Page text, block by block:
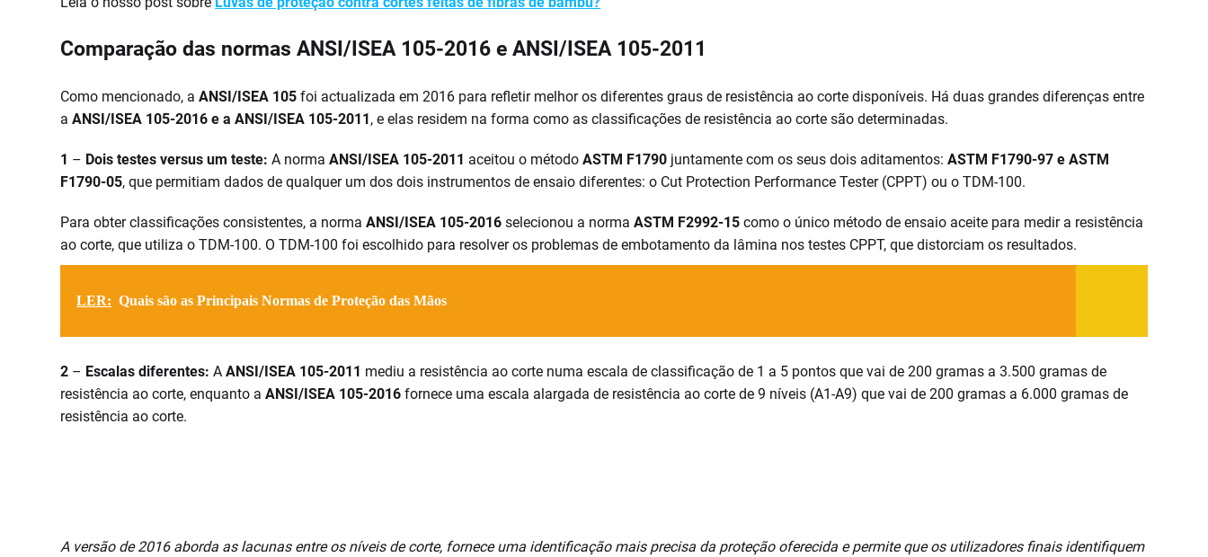
Comparação das normas ANSI/ISEA 105-2016 e ANSI/ISEA 105-2011
Como mencionado, aANSI/ISEA 105 foi actualizada em 2016 para refletir melhor os diferentes graus de resistência ao corte disponíveis. Há duas grandes diferenças entre
aANSI/ISEA 105-2016 e a ANSI/ISEA 105-2011, e elas residem na forma como as classificações de resistência ao corte são determinadas.
1 – Dois testes versus um teste:A normaANSI/ISEA 105-2011 aceitou o métodoASTM F1790 juntamente com os seus dois aditamentos:ASTM F1790-97 e ASTM
F1790-05, que permitiam dados de qualquer um dos dois instrumentos de ensaio diferentes: o Cut Protection Performance Tester (CPPT) ou o TDM-100.
Para obter classificações consistentes, a normaANSI/ISEA 105-2016 selecionou a normaASTM F2992-15 como o único método de ensaio aceite para medir a resistência
ao corte, que utiliza o TDM-100. O TDM-100 foi escolhido para resolver os problemas de embotamento da lâmina nos testes CPPT, que distorciam os resultados.
LER: Quais são as Principais Normas de Proteção das Mãos
2 – Escalas diferentes:AANSI/ISEA 105-2011 mediu a resistência ao corte numa escala de classificação de 1 a 5 pontos que vai de 200 gramas a 3.500 gramas de
resistência ao corte, enquanto aANSI/ISEA 105-2016 fornece uma escala alargada de resistência ao corte de 9 níveis (A1-A9) que vai de 200 gramas a 6.000 gramas de
resistência ao corte.
A versão de 2016 aborda as lacunas entre os níveis de corte, fornece uma identificação mais precisa da proteção oferecida e permite que os utilizadores finais identifiquem